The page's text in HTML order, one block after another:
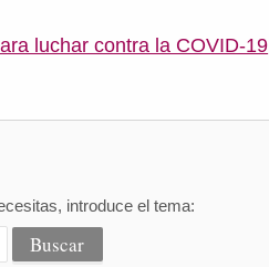
luchar contra la COVID-19
introduce el tema: